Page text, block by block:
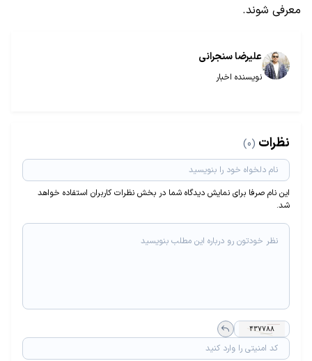
معرفی شوند.
علیرضا سنجرانی
نویسنده اخبار
نظرات (0)
این نام صرفا برای نمایش دیدگاه شما در بخش نظرات کاربران استفاده خواهد
شد.